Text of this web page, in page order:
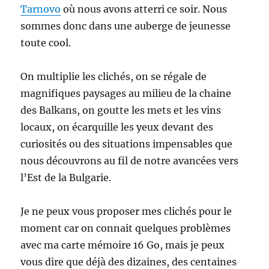
Tarnovo où nous avons atterri ce soir. Nous
sommes donc dans une auberge de jeunesse
toute cool.
On multiplie les clichés, on se régale de
magnifiques paysages au milieu de la chaine
des Balkans, on goutte les mets et les vins
locaux, on écarquille les yeux devant des
curiosités ou des situations impensables que
nous découvrons au fil de notre avancées vers
l’Est de la Bulgarie.
Je ne peux vous proposer mes clichés pour le
moment car on connait quelques problèmes
avec ma carte mémoire 16 Go, mais je peux
vous dire que déjà des dizaines, des centaines